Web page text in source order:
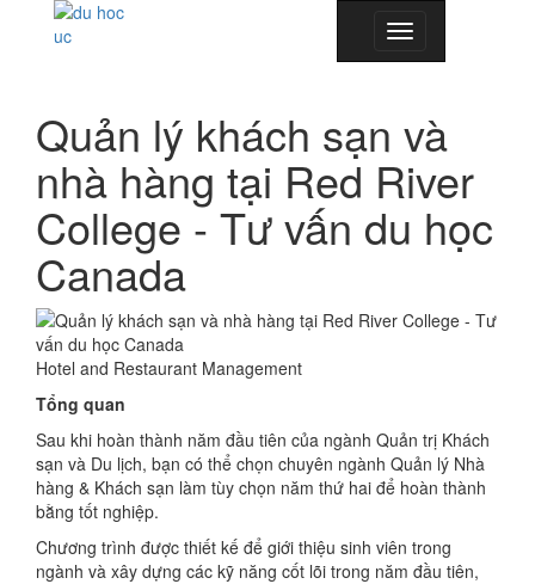
Toggle
navigation
Quản lý khách sạn và
nhà hàng tại Red River
College - Tư vấn du học
Canada
Hotel and Restaurant Management
Tổng quan
Sau khi hoàn thành năm đầu tiên của ngành Quản trị Khách
sạn và Du lịch, bạn có thể chọn chuyên ngành Quản lý Nhà
hàng & Khách sạn làm tùy chọn năm thứ hai để hoàn thành
bằng tốt nghiệp.
Chương trình được thiết kế để giới thiệu sinh viên trong
ngành và xây dựng các kỹ năng cốt lõi trong năm đầu tiên,